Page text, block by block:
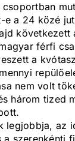
e a 24 közé
következett
férfi
a
nem volt
három tized
legjobbja, az